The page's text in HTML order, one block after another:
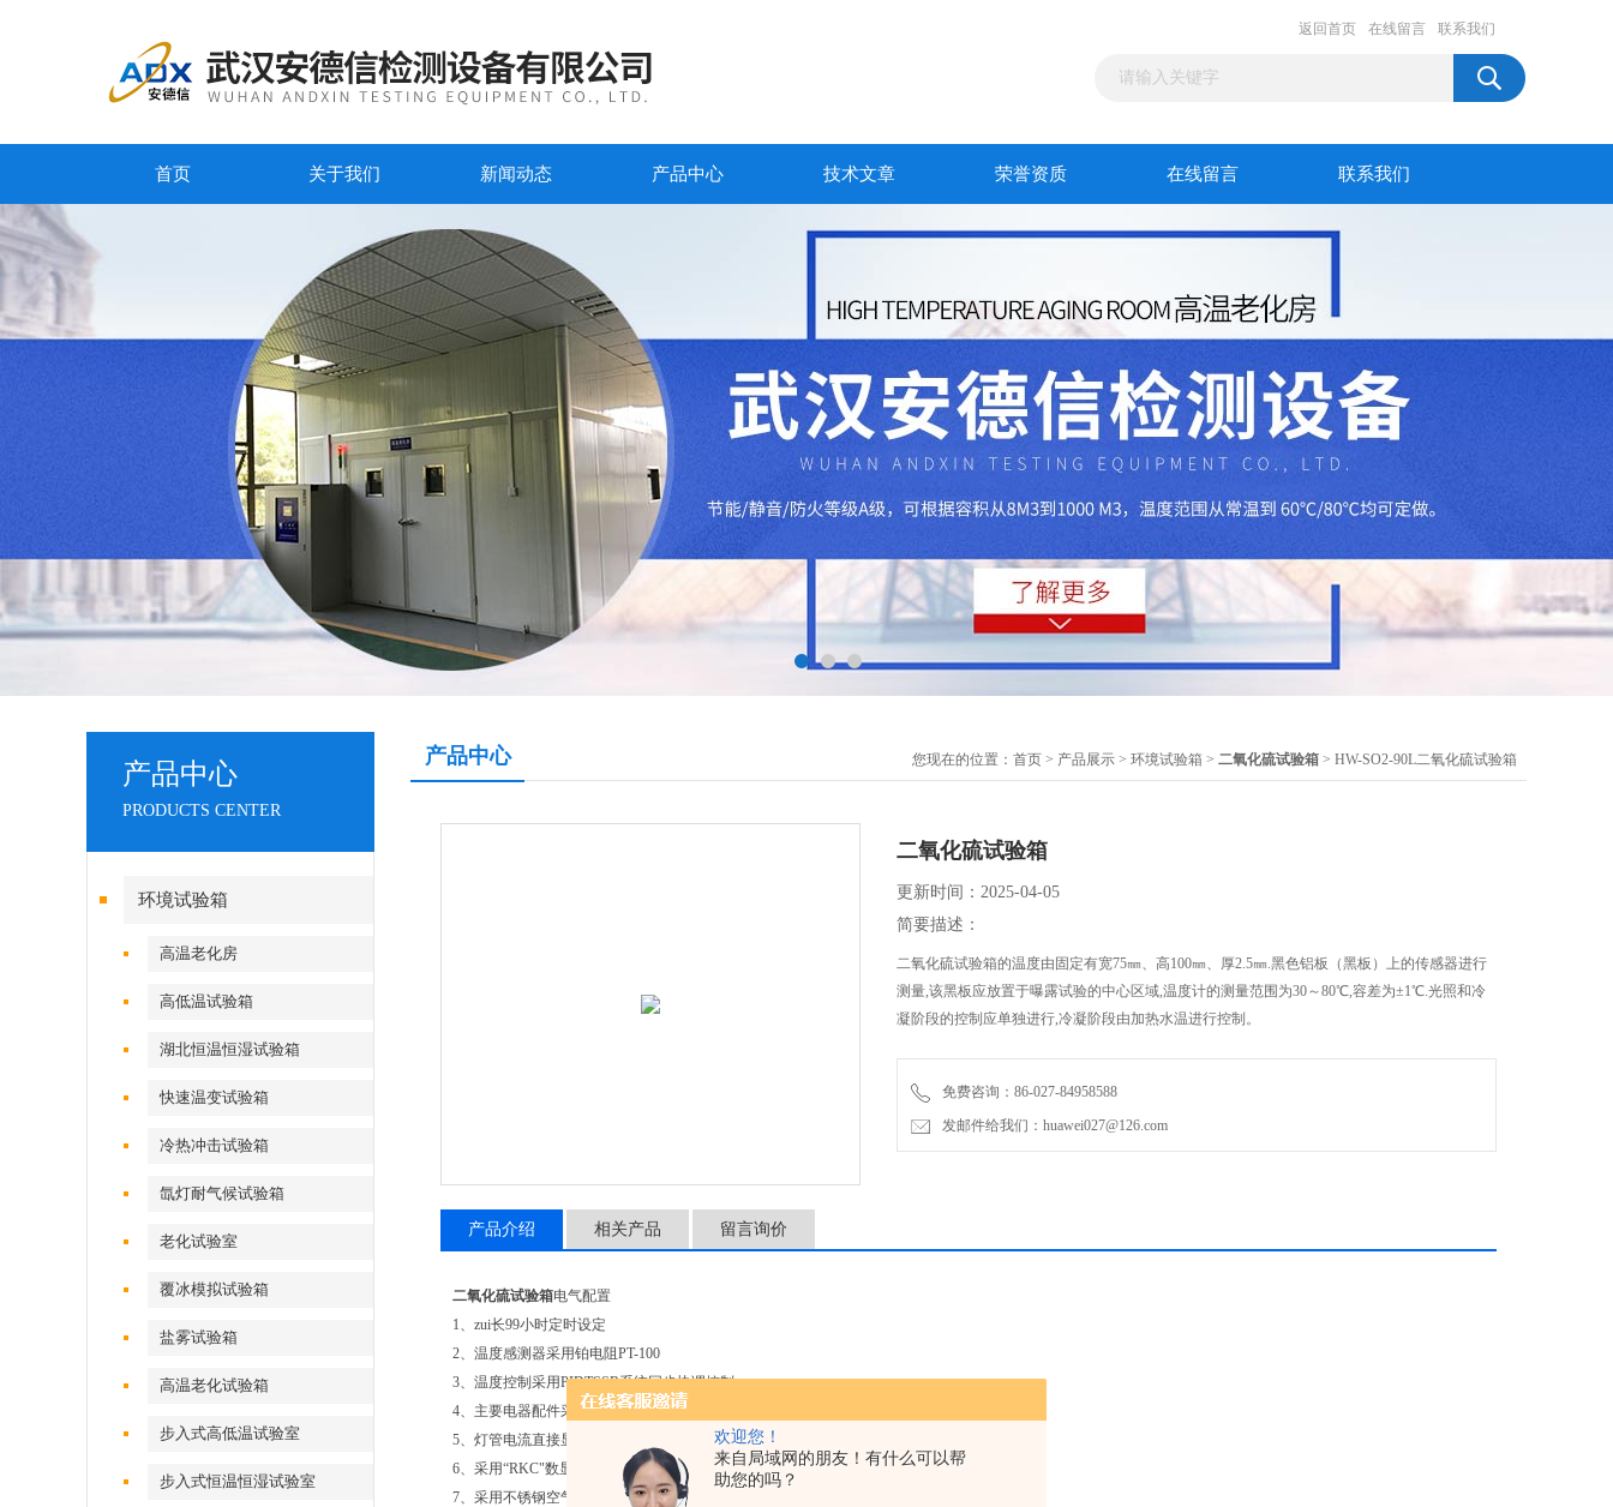
欢迎您！
来自局域网的朋友！有什么可以帮
助您的吗？
返回首页 在线留言 联系我们
首页 关于我们 新闻动态 产品中心 技术文章 荣誉资质 在线留言 联系我们
产品中心
PRODUCTS CENTER
环境试验箱
高温老化房
高低温试验箱
湖北恒温恒湿试验箱
快速温变试验箱
冷热冲击试验箱
氙灯耐气候试验箱
老化试验室
覆冰模拟试验箱
盐雾试验箱
高温老化试验箱
步入式高低温试验室
步入式恒温恒湿试验室
产品中心 您现在的位置： 首页 > 产品展示 > 环境试验箱 > 二氧化硫试验箱 > HW-SO2-90L二氧化硫试验箱
二氧化硫试验箱
更新时间：2025-04-05
简要描述：
二氧化硫试验箱的温度由固定有宽75㎜、高100㎜、厚2.5㎜.黑色铝板（黑板）上的传感器进行
测量,该黑板应放置于曝露试验的中心区域,温度计的测量范围为30～80℃,容差为±1℃.光照和冷
凝阶段的控制应单独进行,冷凝阶段由加热水温进行控制。
免费咨询：86-027-84958588
发邮件给我们：huawei027@126.com
产品介绍 相关产品 留言询价
二氧化硫试验箱电气配置
1、zui长99小时定时设定
2、温度感测器采用铂电阻PT-100
3、温度控制采用PIDTSSR系统同步协调控制
4、主要电器配件采用德力西品牌
5、灯管电流直接显示功能
6、采用“RKC"数显温度控制仪
7、采用不锈钢空气加热器、强通送风循环加热系统。